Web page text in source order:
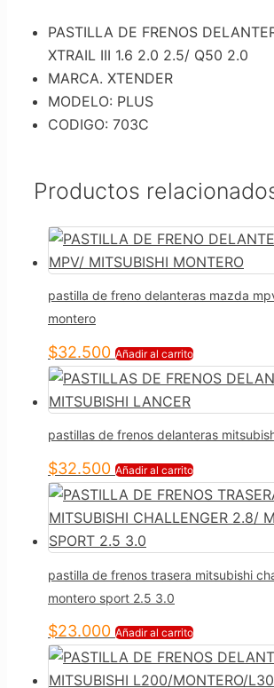
Q50
2.0
cantidad
PASTILLA DE FRENOS
XTRAIL III 1.6 2.0 2.5/ Q50 2.0
MARCA. XTENDER
MODELO: PLUS
CODIGO: 703C
Productos
pastilla de freno delanteras mazda
montero
$32.500 Añadir al carrito
pastillas de frenos delanteras
$32.500 Añadir al carrito
pastilla de frenos trasera mitsubishi
montero sport 2.5 3.0
$23.000 Añadir al carrito